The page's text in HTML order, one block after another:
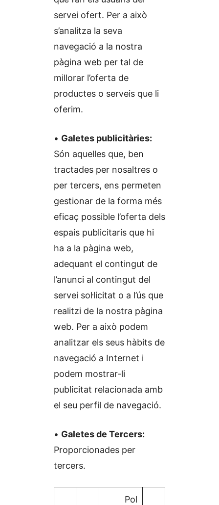
servei ofert. Per a això
s’analitza la seva
navegació a la nostra
pàgina web per tal de
millorar l’oferta de
productes o serveis que li
oferim.
• Galetes publicitàries:
Són aquelles que, ben
tractades per nosaltres o
per tercers, ens permeten
gestionar de la forma més
eficaç possible l’oferta dels
espais publicitaris que hi
ha a la pàgina web,
adequant el contingut de
l’anunci al contingut del
servei sol·licitat o a l’ús que
realitzi de la nostra pàgina
web. Per a això podem
analitzar els seus hàbits de
navegació a Internet i
podem mostrar-li
publicitat relacionada amb
el seu perfil de navegació.
• Galetes de Tercers:
Proporcionades per
tercers.
Pol